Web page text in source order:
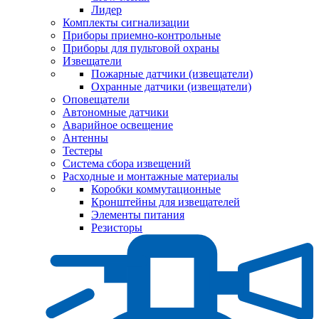
Лидер
Комплекты сигнализации
Приборы приемно-контрольные
Приборы для пультовой охраны
Извещатели
Пожарные датчики (извещатели)
Охранные датчики (извещатели)
Оповещатели
Автономные датчики
Аварийное освещение
Антенны
Тестеры
Система сбора извещений
Расходные и монтажные материалы
Коробки коммутационные
Кронштейны для извещателей
Элементы питания
Резисторы